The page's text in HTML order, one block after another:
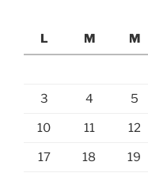
L
M M
3 4 5
10 11 12
17 18 19